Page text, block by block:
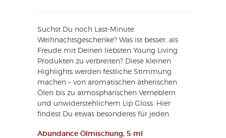
Suchst Du noch Last-Minute
Weihnachtsgeschenke? Was ist besser, als
Freude mit Deinen liebsten Young Living
Produkten zu verbreiten? Diese kleinen
Highlights werden festliche Stimmung
machen – von aromatischen ätherischen
Ölen bis zu atmosphärischen Verneblern
und unwiderstehlichem Lip Gloss. Hier
findest Du etwas besonderes für jeden.
Abundance Ölmischung, 5 ml